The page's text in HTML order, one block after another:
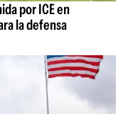
por ICE en
la defensa